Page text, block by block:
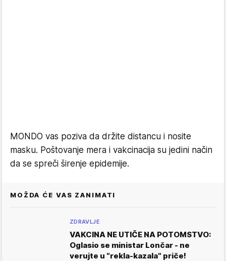
MONDO vas poziva da držite distancu i nosite
masku. Poštovanje mera i vakcinacija su jedini način
da se spreči širenje epidemije.
MOŽDA ĆE VAS ZANIMATI
ZDRAVLJE
VAKCINA NE UTIČE NA POTOMSTVO:
Oglasio se ministar Lončar - ne
verujte u "rekla-kazala" priče!